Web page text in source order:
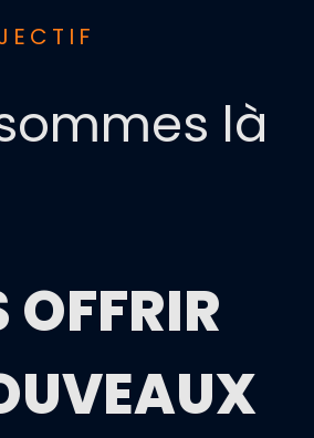
là
OFFRIR